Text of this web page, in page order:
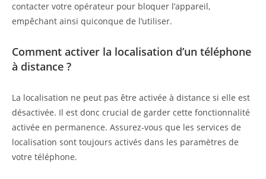
contacter votre opérateur pour bloquer l’appareil,
empêchant ainsi quiconque de l’utiliser.
Comment activer la localisation d’un téléphone
à distance ?
La localisation ne peut pas être activée à distance si elle est
désactivée. Il est donc crucial de garder cette fonctionnalité
activée en permanence. Assurez-vous que les services de
localisation sont toujours activés dans les paramètres de
votre téléphone.